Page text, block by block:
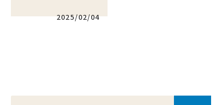
2025/02/04